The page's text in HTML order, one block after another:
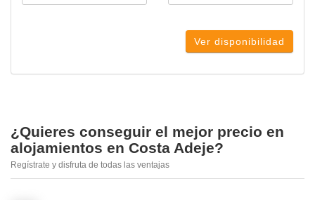
Ver disponibilidad
¿Quieres conseguir el mejor precio en
alojamientos en Costa Adeje?
Regístrate y disfruta de todas las ventajas